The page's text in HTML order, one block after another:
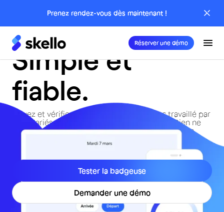
Prenez rendez-vous dès maintenant !
Réserver une démo
présences.
Simple et
fiable.
Suivez et vérifiez en un clin d’oeil le temps travaillé par
vos salariés, quel que soit leur lieu de travail. Rien ne
vous échappe pour une paie fiable et des relations
Tester la badgeuse
Demander une démo